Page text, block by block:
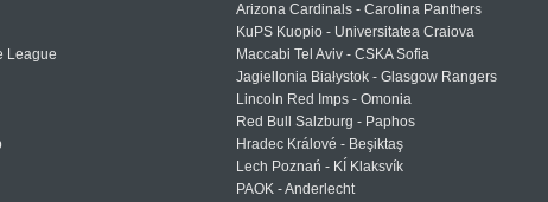
League
Arizona Cardinals - Carolina Panthers
KuPS Kuopio - Universitatea Craiova
Maccabi Tel Aviv - CSKA Sofia
Jagiellonia Białystok - Glasgow Rangers
Lincoln Red Imps - Omonia
Red Bull Salzburg - Paphos
Hradec Králové - Beşiktaş
Lech Poznań - KÍ Klaksvík
PAOK - Anderlecht